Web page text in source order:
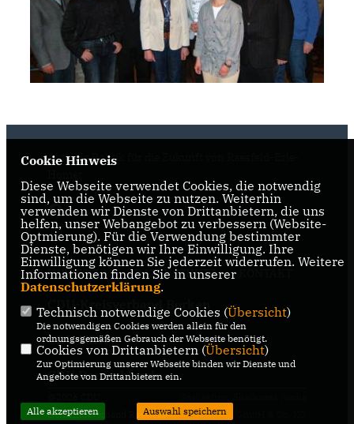
Aktuelle Politik für die Zukunft von Raesfeld-Erle-
IMPRESSUM DATENSCHUTZ
CDU-Kreisverband Borken
CDU NRW
CDU Deutschlands
Gemeindeverband Raesfeld-
Cookie Hinweis
Diese Webseite verwendet Cookies, die notwendig
sind, um die Webseite zu nutzen. Weiterhin
verwenden wir Dienste von Drittanbietern, die uns
helfen, unser Webangebot zu verbessern (Website-
Optmierung). Für die Verwendung bestimmter
Dienste, benötigen wir Ihre Einwilligung. Ihre
Einwilligung können Sie jederzeit widerrufen. Weitere
Informationen finden Sie in unserer
Datenschutzerklärung.
Technisch notwendige Cookies (Übersicht)
Die notwendigen Cookies werden allein für den
ordnungsgemäßen Gebrauch der Webseite benötigt.
Cookies von Drittanbietern (Übersicht)
Zur Optimierung unserer Webseite binden wir Dienste und
Angebote von Drittanbietern ein.
Alle akzeptieren Auswahl speichern